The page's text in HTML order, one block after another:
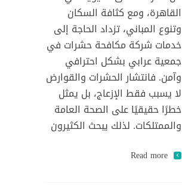
القاهرة، ومع كثافة السكان
وتنوع المباني، تزداد الحاجة إلى
خدمات شركة مكافحة حشرات في
جمعية عرابي بشكل احترافي
وآمن. فانتشار الحشرات والقوارض
لا يسبب فقط الإزعاج، بل يمثل
خطرًا حقيقيًا على الصحة العامة
والممتلكات. لذلك يبحث الكثيرون
Read more